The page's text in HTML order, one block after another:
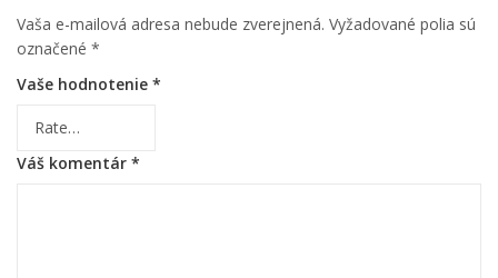
Vaša e-mailová adresa nebude zverejnená. Vyžadované polia sú
označené *
Vaše hodnotenie *
Váš komentár *